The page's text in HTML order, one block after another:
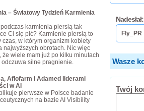
Nadesłał:
Fly_PR
Wasze
Twój
– Światowy Tydzień Karmienia
karmienia piersią tak
Ci się pić? Karmienie piersią to
czas, w którym organizm kobiety
najwyższych obrotach. Nic więc
że wiele mam już po kilku minutach
odczuwa silne pragnienie.
Aflofarm i Adamed liderami
w AI
pierwsze w Polsce badanie
na bazie AI Visibility